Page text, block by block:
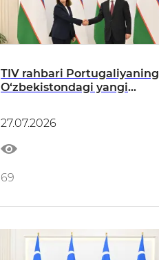
TIV rahbari Portugaliyaning
O‘zbekistondagi yangi
27.07.2026
69